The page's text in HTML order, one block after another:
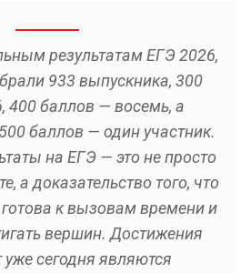
результатам ЕГЭ 2026,
933 выпускника, 300
400 баллов — восемь, а
баллов — один участник.
на ЕГЭ — это не просто
а доказательство того, что
к вызовам времени и
вершин. Достижения
уже сегодня являются